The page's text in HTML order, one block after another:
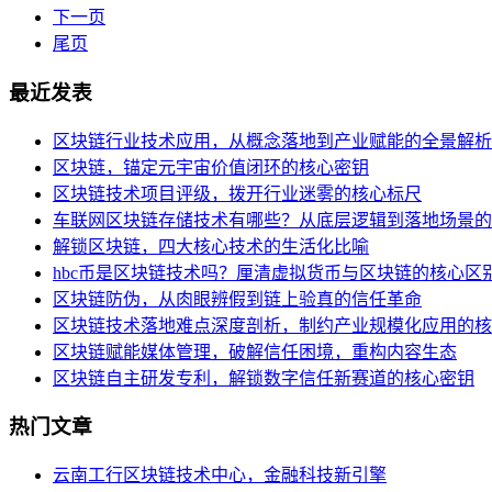
下一页
尾页
最近发表
区块链行业技术应用，从概念落地到产业赋能的全景解析
区块链，锚定元宇宙价值闭环的核心密钥
区块链技术项目评级，拨开行业迷雾的核心标尺
车联网区块链存储技术有哪些？从底层逻辑到落地场景
解锁区块链，四大核心技术的生活化比喻
hbc币是区块链技术吗？厘清虚拟货币与区块链的核心区
区块链防伪，从肉眼辨假到链上验真的信任革命
区块链技术落地难点深度剖析，制约产业规模化应用的
区块链赋能媒体管理，破解信任困境，重构内容生态
区块链自主研发专利，解锁数字信任新赛道的核心密钥
热门文章
云南工行区块链技术中心，金融科技新引擎